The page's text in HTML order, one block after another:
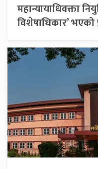
महान्यायाधिवक्ता
विशेषाधिकार’ भएको